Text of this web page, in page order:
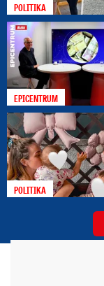
POLITIKA
EPICENTRUM
POLITIKA